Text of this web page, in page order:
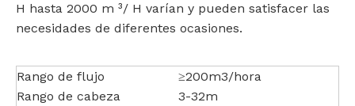
H hasta 2000 m ³/ H varían y pueden satisfacer las
necesidades de diferentes ocasiones.
Rango de flujo
≥200m3/hora
Rango de cabeza
3-32m